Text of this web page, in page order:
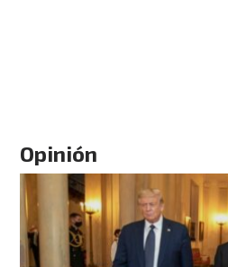
Opinión